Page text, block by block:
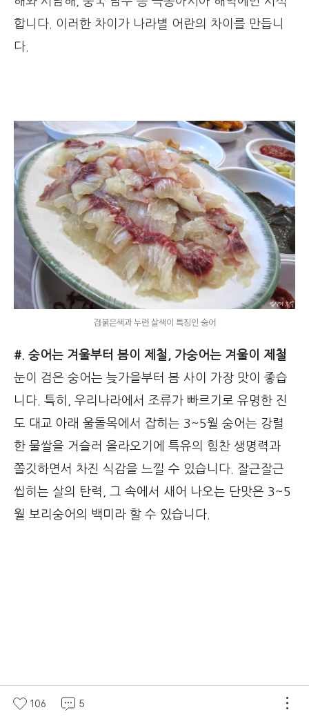
합니다. 이러한 차이가 나라별 어란의 차이를 만듭니
다.
검붉은색과 누런 살색이 특징인 숭어
#. 숭어는 겨울부터 봄이 제철, 가숭어는 겨울이 제철
눈이 검은 숭어는 늦가을부터 봄 사이 가장 맛이 좋습
니다. 특히, 우리나라에서 조류가 빠르기로 유명한 진
도 대교 아래 울돌목에서 잡히는 3~5월 숭어는 강렬
한 물쌀을 거슬러 올라오기에 특유의 힘찬 생명력과
쫄깃하면서 차진 식감을 느낄 수 있습니다. 잘근잘근
씹히는 살의 탄력, 그 속에서 새어 나오는 단맛은 3~5
월 보리숭어의 백미라 할 수 있습니다.
106 5